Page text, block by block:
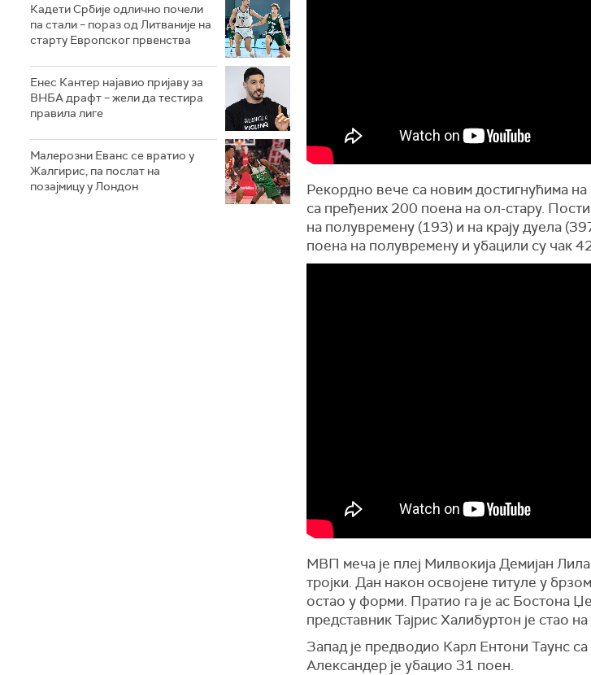
Кадети Србије одлично почели
па стали – пораз од Литваније на
старту Европског првенства
Енес Кантер најавио пријаву за
ВНБА драфт – жели да тестира
правила лиге
Малерозни Еванс се вратио у
Жалгирис, па послат на
позајмицу у Лондон
Рекордно вече са новим достигнућима на
са пређених 200 поена на ол-стару.
на полувремену (193) и на крају дуела
поена на полувремену и убацили су чак
МВП меча је плеј Милвокија Демијан
тројки. Дан након освојене титуле у
остао у форми. Пратио га је ас Бостона
представник Тајрис Халибуртон је стао
Запад је предводио Карл Ентони Таунс
Александер је убацио 31 поен.